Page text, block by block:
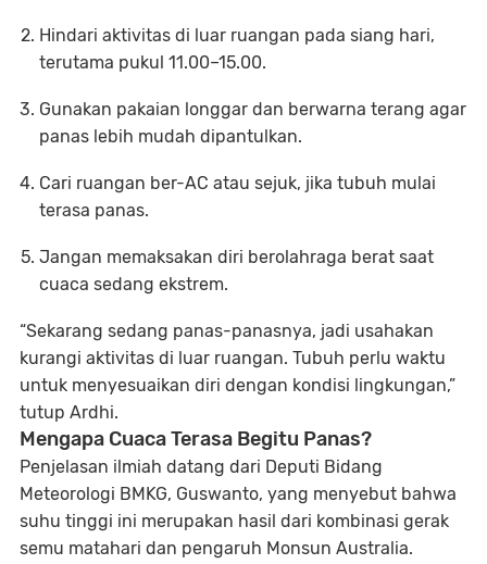
Hindari aktivitas di luar ruangan pada siang hari,
terutama pukul 11.00–15.00.
Gunakan pakaian longgar dan berwarna terang agar
panas lebih mudah dipantulkan.
Cari ruangan ber-AC atau sejuk, jika tubuh mulai
terasa panas.
Jangan memaksakan diri berolahraga berat saat
cuaca sedang ekstrem.
“Sekarang sedang panas-panasnya, jadi usahakan
kurangi aktivitas di luar ruangan. Tubuh perlu waktu
untuk menyesuaikan diri dengan kondisi lingkungan,”
tutup Ardhi.
Mengapa Cuaca Terasa Begitu Panas?
Penjelasan ilmiah datang dari Deputi Bidang
Meteorologi BMKG, Guswanto, yang menyebut bahwa
suhu tinggi ini merupakan hasil dari kombinasi gerak
semu matahari dan pengaruh Monsun Australia.